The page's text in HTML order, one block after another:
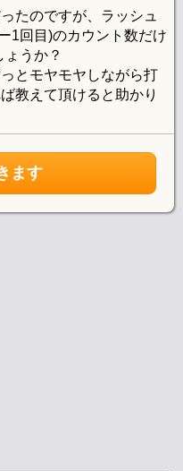
たのですが、ラッシュ
1回目)のカウント数だけ
うか？
とモヤモヤしながら打
教えて頂けると助かり
ます